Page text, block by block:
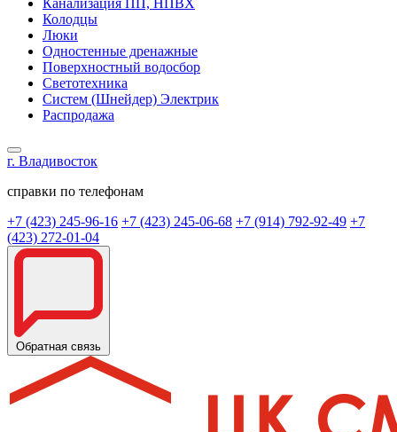
Колодцы
Люки
Одностенные дренажные
Поверхностный водосбор
Светотехника
Систем (Шнейдер) Электрик
Распродажа
г. Владивосток
справки по телефонам
+7 (423) 245-96-16 +7 (423) 245-06-68 +7 (914) 792-92-49 +7
(423) 272-01-04
Обратная связь